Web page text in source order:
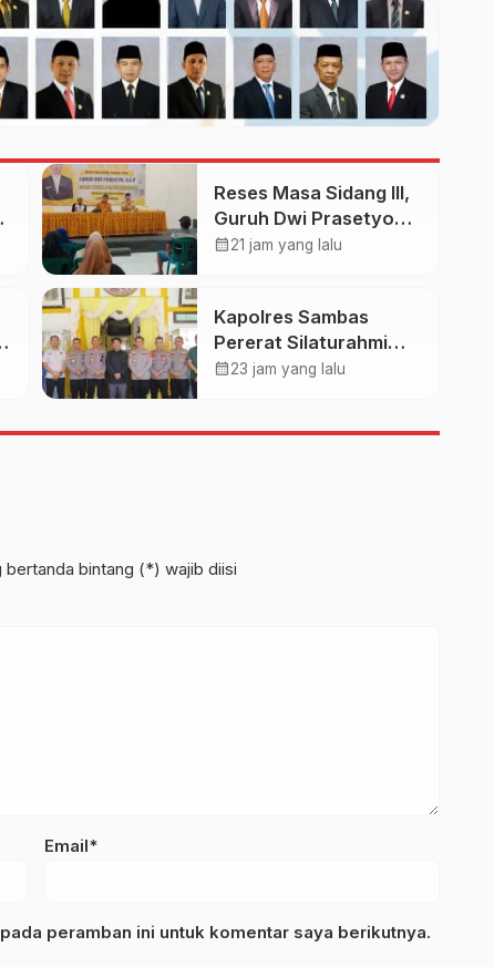
Reses Masa Sidang III,
Guruh Dwi Prasetyo
Dorong Perbaikan
calendar_month21 jam yang lalu
Kapolres Sambas
Pererat Silaturahmi
Dengan Keraton
calendar_month23 jam yang lalu
bertanda bintang (*) wajib diisi
Email*
peramban ini untuk komentar saya berikutnya.